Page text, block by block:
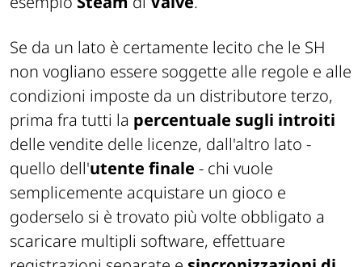
Se da un lato è certamente lecito che le SH
non vogliano essere soggette alle regole e alle
condizioni imposte da un distributore terzo,
prima fra tutti la percentuale sugli introiti
delle vendite delle licenze, dall'altro lato -
quello dell'utente finale - chi vuole
semplicemente acquistare un gioco e
goderselo si è trovato più volte obbligato a
scaricare multipli software, effettuare